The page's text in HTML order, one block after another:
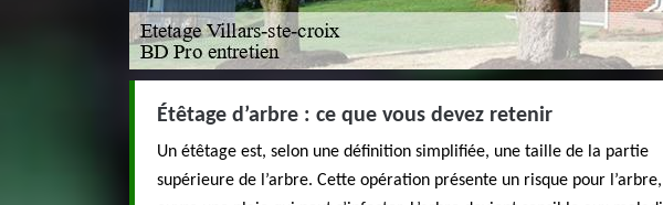
Étêtage d’arbre : ce que vous devez retenir
Un étêtage est, selon une définition simplifiée, une taille de la partie
supérieure de l’arbre. Cette opération présente un risque pour